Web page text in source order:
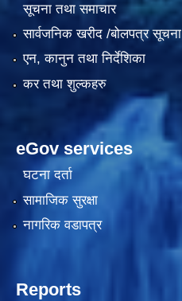
सूचना तथा समाचार
सार्वजनिक खरीद /बोलपत्र सूचना
एन, कानुन तथा निर्देशिका
कर तथा शुल्कहरु
eGov services
घटना दर्ता
सामाजिक सुरक्षा
नागरिक वडापत्र
Reports